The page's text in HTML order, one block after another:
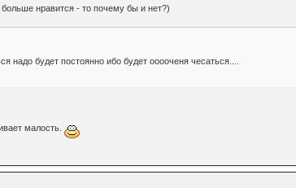
нравится - то почему бы и нет?)
надо будет постоянно ибо будет ооооченя чесаться....
малость.